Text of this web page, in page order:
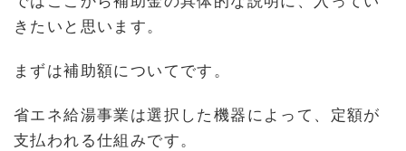
きたいと思います。
まずは補助額についてです。
省エネ給湯事業は選択した機器によって、定額が
支払われる仕組みです。